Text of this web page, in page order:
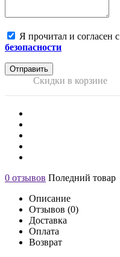
Я прочитал и согласен
безопасности
Отправить
Скидки в корзине
0 отзывов Поледний товар
Описание
Отзывов (0)
Доставка
Оплата
Возврат